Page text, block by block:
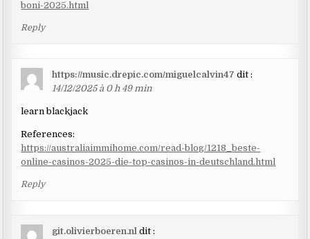
boni-2025.html
Reply
https://music.drepic.com/miguelcalvin47 dit :
14/12/2025 à 0 h 49 min
learn blackjack
References:
https://australiaimmihome.com/read-blog/1218_beste-
online-casinos-2025-die-top-casinos-in-deutschland.html
Reply
git.olivierboeren.nl dit :